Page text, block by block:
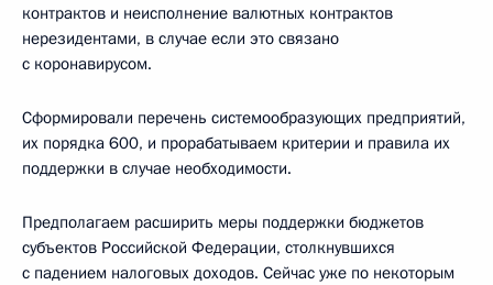
контрактов и неисполнение валютных контрактов
нерезидентами, в случае если это связано
с коронавирусом.
Сформировали перечень системообразующих предприятий,
их порядка 600, и прорабатываем критерии и правила их
поддержки в случае необходимости.
Предполагаем расширить меры поддержки бюджетов
субъектов Российской Федерации, столкнувшихся
с падением налоговых доходов. Сейчас уже по некоторым